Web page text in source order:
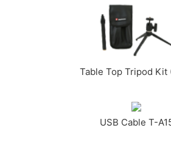
Table Top Tripod Kit
USB Cable T-